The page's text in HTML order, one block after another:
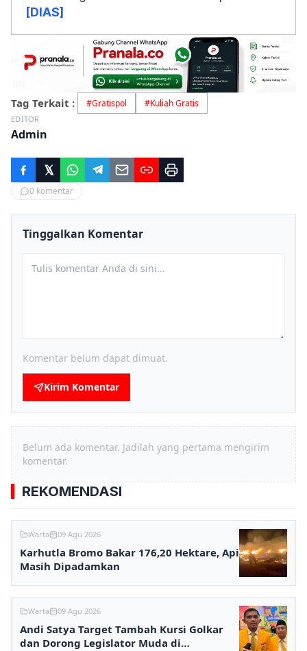
[DIAS]
Tag Terkait : #Gratispol #Kuliah Gratis
EDITOR
Admin
0 komentar
Tinggalkan Komentar
Komentar belum dapat dimuat.
Kirim Komentar
Belum ada komentar. Jadilah yang pertama mengirim
komentar.
REKOMENDASI
Warta 09 Agu 2026
Karhutla Bromo Bakar 176,20 Hektare, Api
Masih Dipadamkan
Warta 09 Agu 2026
Andi Satya Target Tambah Kursi Golkar
dan Dorong Legislator Muda di